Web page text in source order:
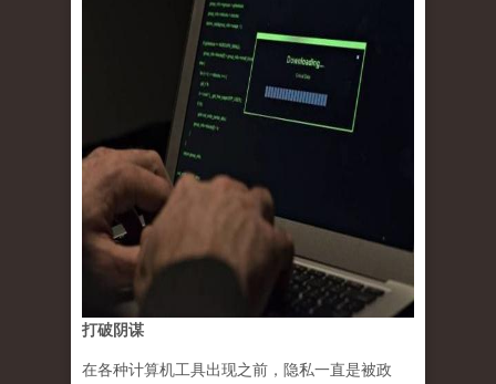
打破阴谋
在各种计算机工具出现之前，隐私一直是被政